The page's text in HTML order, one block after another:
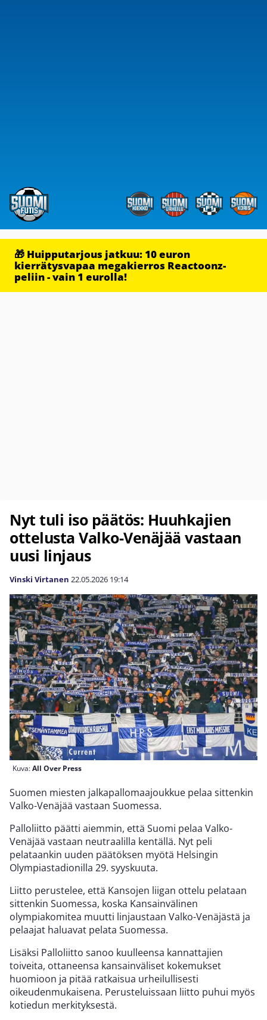
🎁 Huipputarjous jatkuu: 10 euron
kierrätysvapaa megakierros Reactoonz-
peliin - vain 1 eurolla!
Nyt tuli iso päätös: Huuhkajien
ottelusta Valko-Venäjää vastaan
uusi linjaus
Vinski Virtanen 22.05.2026 19:14
Kuva:All Over Press
Suomen miesten jalkapallomaajoukkue pelaa sittenkin
Valko-Venäjää vastaan Suomessa.
Palloliitto päätti aiemmin, että Suomi pelaa Valko-
Venäjää vastaan neutraalilla kentällä. Nyt peli
pelataankin uuden päätöksen myötä Helsingin
Olympiastadionilla 29. syyskuuta.
Liitto perustelee, että Kansojen liigan ottelu pelataan
sittenkin Suomessa, koska Kansainvälinen
olympiakomitea muutti linjaustaan Valko-Venäjästä ja
pelaajat haluavat pelata Suomessa.
Lisäksi Palloliitto sanoo kuulleensa kannattajien
toiveita, ottaneensa kansainväliset kokemukset
huomioon ja pitää ratkaisua urheilullisesti
oikeudenmukaisena. Perusteluissaan liitto puhui myös
kotiedun merkityksestä.